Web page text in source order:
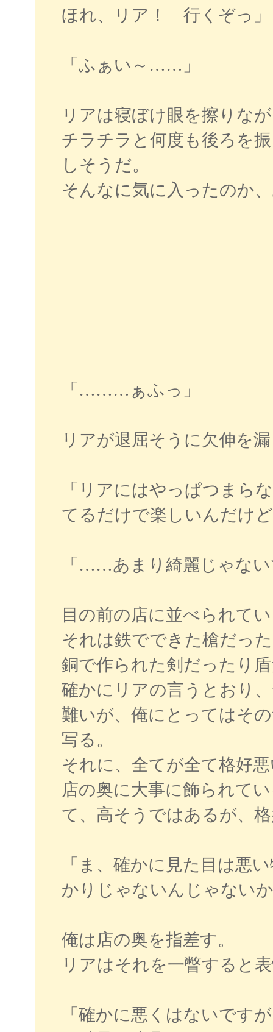
ほれ、リア！ 行くぞっ」
「ふぁい～……」
リアは寝ぼけ眼を擦りな
チラチラと何度も後ろを
しそうだ。
そんなに気に入ったのか
「………ぁふっ」
リアが退屈そうに欠伸を
「リアにはやっぱつま
てるだけで楽しいんだけ
「……あまり綺麗じゃな
目の前の店に並べられて
それは鉄でできた槍だっ
銅で作られた剣だったり
確かにリアの言うとおり
難いが、俺にとってはそ
写る。
それに、全てが全て格好
店の奥に大事に飾られて
て、高そうではあるが、
「ま、確かに見た目は悪
かりじゃないんじゃない
俺は店の奥を指差す。
リアはそれを一瞥すると
「確かに悪くはないで